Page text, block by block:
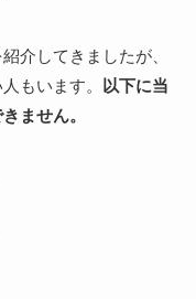
介してきましたが、
もいます。
以下に当
ません。